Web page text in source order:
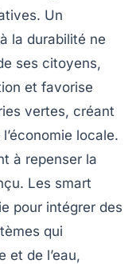
Un
la durabilité ne
ses citoyens,
et favorise
vertes, créant
locale.
à repenser la
Les smart
pour intégrer des
qui
et de l’eau,